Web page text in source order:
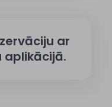
ar
aplikācijā.